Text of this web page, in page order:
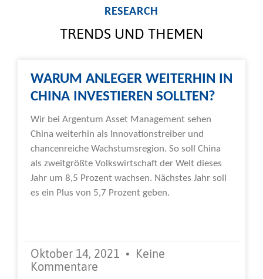
RESEARCH
TRENDS UND THEMEN
WARUM ANLEGER WEITERHIN IN
CHINA INVESTIEREN SOLLTEN?
Wir bei Argentum Asset Management sehen
China weiterhin als Innovationstreiber und
chancenreiche Wachstumsregion. So soll China
als zweitgrößte Volkswirtschaft der Welt dieses
Jahr um 8,5 Prozent wachsen. Nächstes Jahr soll
es ein Plus von 5,7 Prozent geben.
Oktober 14, 2021
Keine
Kommentare